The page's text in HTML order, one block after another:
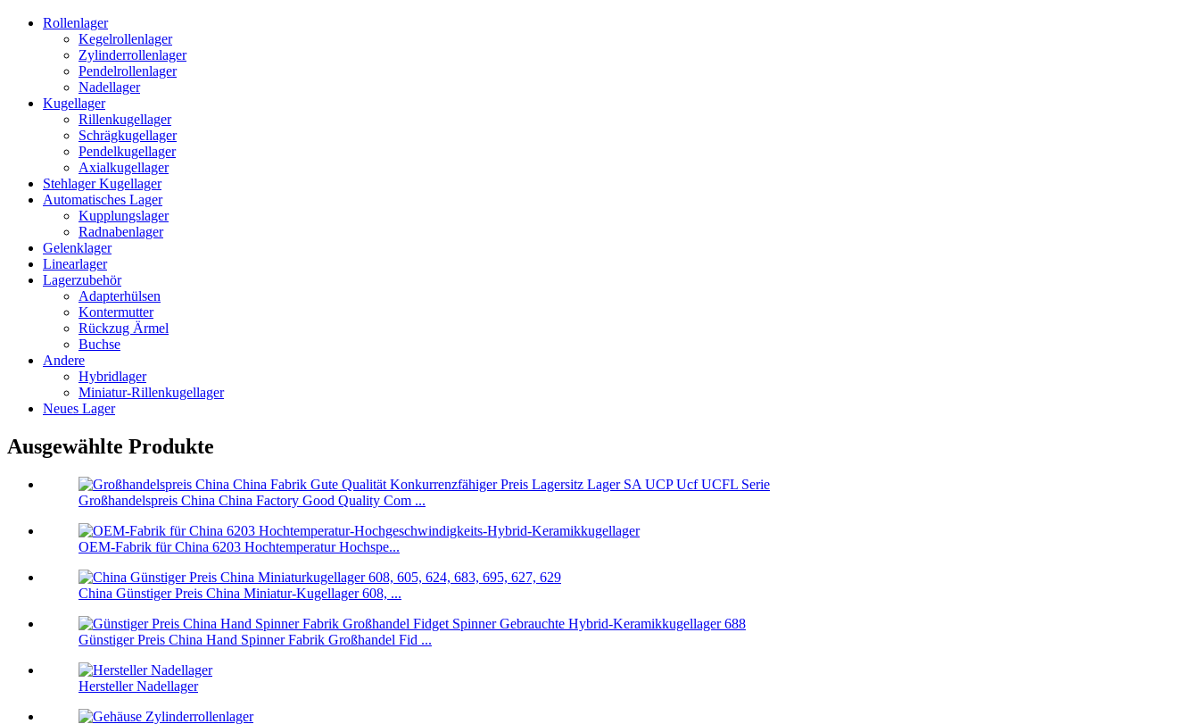
Rollenlager
Kegelrollenlager
Zylinderrollenlager
Pendelrollenlager
Nadellager
Kugellager
Rillenkugellager
Schrägkugellager
Pendelkugellager
Axialkugellager
Stehlager Kugellager
Automatisches Lager
Kupplungslager
Radnabenlager
Gelenklager
Linearlager
Lagerzubehör
Adapterhülsen
Kontermutter
Rückzug Ärmel
Buchse
Andere
Hybridlager
Miniatur-Rillenkugellager
Neues Lager
Ausgewählte Produkte
Großhandelspreis China China Factory Good Quality Com ...
OEM-Fabrik für China 6203 Hochtemperatur Hochspe...
China Günstiger Preis China Miniatur-Kugellager 608, ...
Günstiger Preis China Hand Spinner Fabrik Großhandel Fid ...
Hersteller Nadellager